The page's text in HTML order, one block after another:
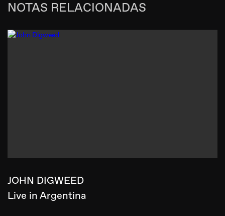
NOTAS RELACIONADAS
JOHN DIGWEED
Live in Argentina